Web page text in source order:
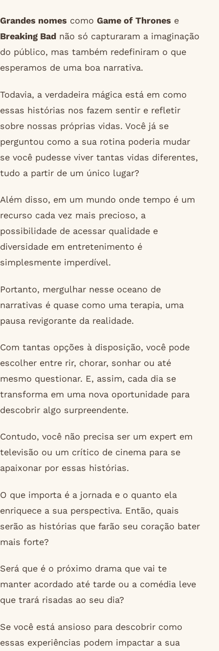
Grandes nomes como Game of Thrones e
Breaking Bad não só capturaram a imaginação
do público, mas também redefiniram o que
esperamos de uma boa narrativa.
Todavia, a verdadeira mágica está em como
essas histórias nos fazem sentir e refletir
sobre nossas próprias vidas. Você já se
perguntou como a sua rotina poderia mudar
se você pudesse viver tantas vidas diferentes,
tudo a partir de um único lugar?
Além disso, em um mundo onde tempo é um
recurso cada vez mais precioso, a
possibilidade de acessar qualidade e
diversidade em entretenimento é
simplesmente imperdível.
Portanto, mergulhar nesse oceano de
narrativas é quase como uma terapia, uma
pausa revigorante da realidade.
Com tantas opções à disposição, você pode
escolher entre rir, chorar, sonhar ou até
mesmo questionar. E, assim, cada dia se
transforma em uma nova oportunidade para
descobrir algo surpreendente.
Contudo, você não precisa ser um expert em
televisão ou um crítico de cinema para se
apaixonar por essas histórias.
O que importa é a jornada e o quanto ela
enriquece a sua perspectiva. Então, quais
serão as histórias que farão seu coração bater
mais forte?
Será que é o próximo drama que vai te
manter acordado até tarde ou a comédia leve
que trará risadas ao seu dia?
Se você está ansioso para descobrir como
essas experiências podem impactar a sua